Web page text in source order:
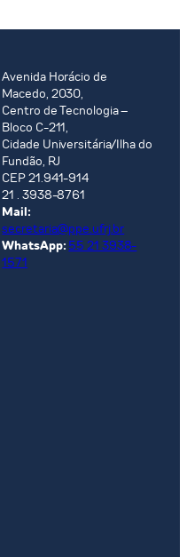
Avenida Horácio de
Macedo, 2030,
Centro de Tecnologia –
Bloco C-211,
Cidade Universitária/Ilha do
Fundão, RJ
CEP 21.941-914
21 . 3938-8761
Mail:
secretaria@ppe.ufrj.br
WhatsApp: 55 21 3938-
1571